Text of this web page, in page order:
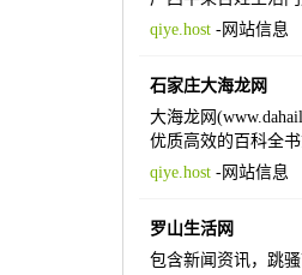
qiye.host-网站信息
石家庄大海龙网
大海龙网
优质高效的百科全
qiye.host-网站信息
罗山生活网
包含新闻资讯，跳